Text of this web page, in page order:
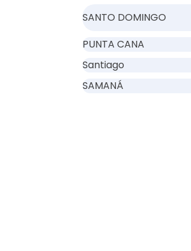
SANTO DOMINGO
PUNTA CANA
Santiago
SAMANÁ